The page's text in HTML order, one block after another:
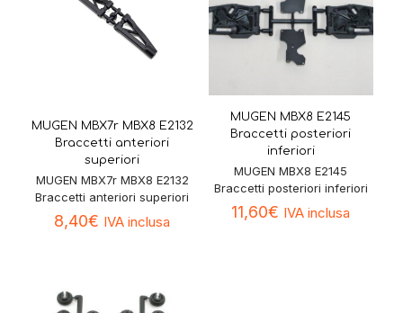
MUGEN MBX7r MBX8 E2132
Braccetti anteriori
superiori
MUGEN MBX7r MBX8 E2132
Braccetti anteriori superiori
8,40€ IVA inclusa
MUGEN MBX8 E2145
Braccetti posteriori
inferiori
MUGEN MBX8 E2145
Braccetti posteriori inferiori
11,60€ IVA inclusa